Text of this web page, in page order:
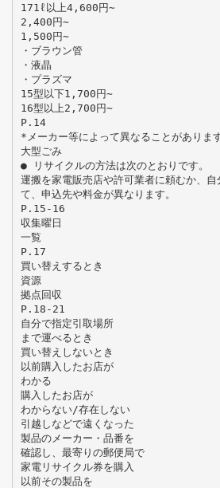
171ℓ以上4,600円∼
2,400円∼
1,500円∼
・ブラウン管
・液晶
・プラズマ
15型以下1,700円∼
16型以上2,700円∼
P.14
*メーカー等によって異なることがあります
大型ごみ
● リサイクルの方法は次のとおりです。
運搬を家電販売店や許可業者に頼むか、自
て、申込先や料金が異なります。
P.15-16
収集曜日
一覧
P.17
買い替えするとき
資源
拠点回収
P.18-21
自分で指定引取場所
まで運べるとき
買い替えしないとき
以前購入したお店が
わかる
購入したお店が
わからない/存在しない
引越しなどで遠くなった
製品のメーカー・品番を
確認し、最寄りの郵便局で
家電リサイクル券を購入
以前その製品を